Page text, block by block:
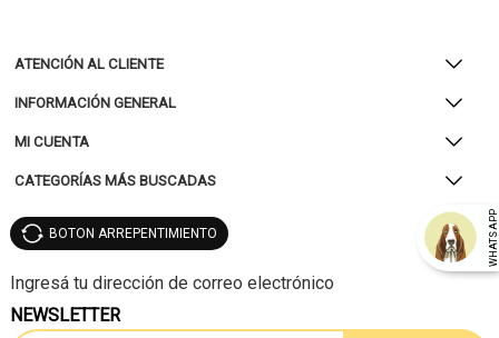
ATENCIÓN AL CLIENTE
INFORMACIÓN GENERAL
MI CUENTA
CATEGORÍAS MÁS BUSCADAS
WHATSAPP
BOTON ARREPENTIMIENTO
NEWSLETTER